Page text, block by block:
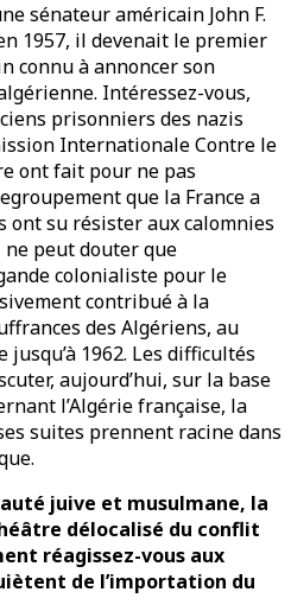
sénateur américain John F.
1957, il devenait le premier
connu à annoncer son
Intéressez-vous,
prisonniers des nazis
Internationale Contre le
ont fait pour ne pas
que la France a
ont su résister aux calomnies
peut douter que
colonialiste pour le
contribué à la
des Algériens, au
1962. Les difficultés
aujourd’hui, sur la base
l’Algérie française, la
suites prennent racine dans
juive et musulmane, la
délocalisé du conflit
réagissez-vous aux
de l’importation du